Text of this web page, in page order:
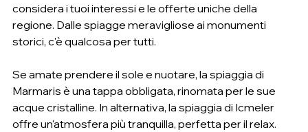
considera i tuoi interessi e le offerte uniche della
regione. Dalle spiagge meravigliose ai monumenti
storici, c'è qualcosa per tutti.
Se amate prendere il sole e nuotare, la spiaggia di
Marmaris è una tappa obbligata, rinomata per le sue
acque cristalline. In alternativa, la spiaggia di Icmeler
offre un'atmosfera più tranquilla, perfetta per il relax.